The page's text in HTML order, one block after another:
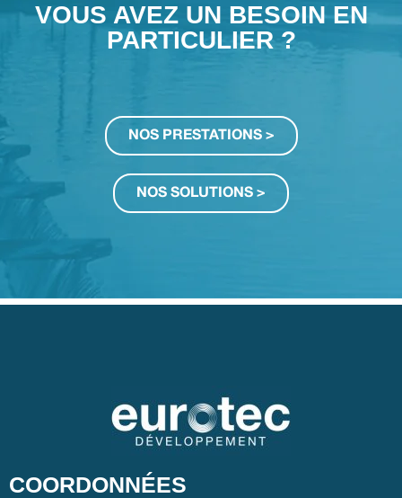
VOUS AVEZ UN BESOIN EN
PARTICULIER ?
NOS PRESTATIONS >
NOS SOLUTIONS >
COORDONNÉES